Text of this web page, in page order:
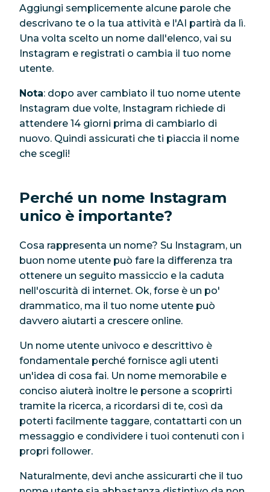
Aggiungi semplicemente alcune parole che
descrivano te o la tua attività e l'AI partirà da lì.
Una volta scelto un nome dall'elenco, vai su
Instagram e registrati o cambia il tuo nome
utente.
Nota: dopo aver cambiato il tuo nome utente
Instagram due volte, Instagram richiede di
attendere 14 giorni prima di cambiarlo di
nuovo. Quindi assicurati che ti piaccia il nome
che scegli!
Perché un nome Instagram
unico è importante?
Cosa rappresenta un nome? Su Instagram, un
buon nome utente può fare la differenza tra
ottenere un seguito massiccio e la caduta
nell'oscurità di internet. Ok, forse è un po'
drammatico, ma il tuo nome utente può
davvero aiutarti a crescere online.
Un nome utente univoco e descrittivo è
fondamentale perché fornisce agli utenti
un'idea di cosa fai. Un nome memorabile e
conciso aiuterà inoltre le persone a scoprirti
tramite la ricerca, a ricordarsi di te, così da
poterti facilmente taggare, contattarti con un
messaggio e condividere i tuoi contenuti con i
propri follower.
Naturalmente, devi anche assicurarti che il tuo